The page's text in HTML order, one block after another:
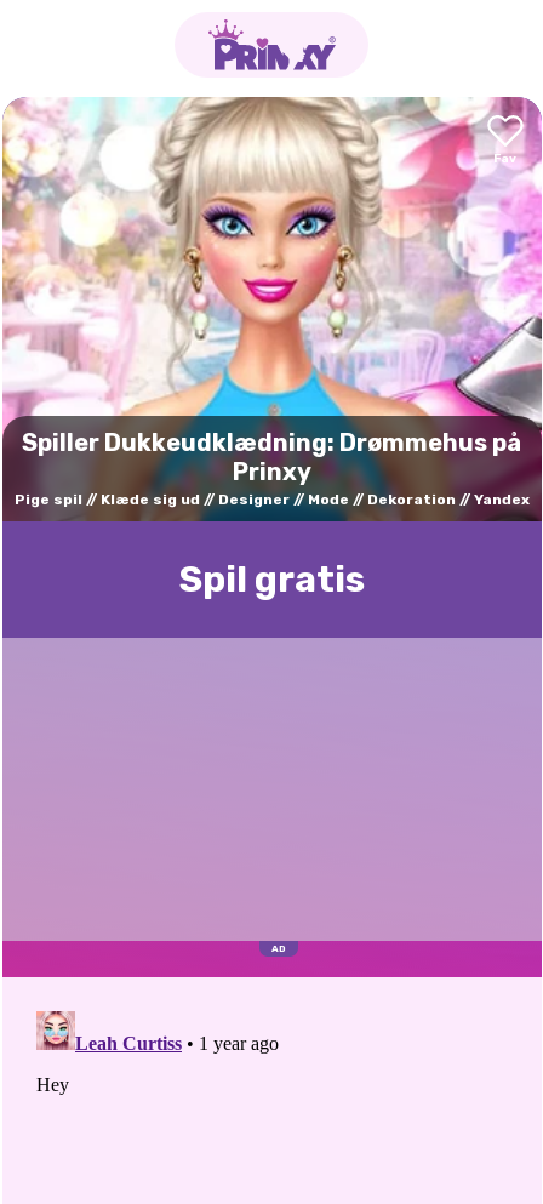
Spiller Dukkeudklædning: Drømmehus på
Prinxy
Pige spil Klæde sig ud Designer Mode Dekoration Yandex
Spil gratis